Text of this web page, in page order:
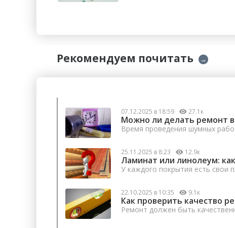
Рекомендуем почитать →
07.12.2025 в 18:59 27.1к
Можно ли делать ремонт
Время проведения шумных
25.11.2025 в 8:23 12.9к
Ламинат или линолеум:
У каждого покрытия есть свои
22.10.2025 в 10:35 9.1к
Как проверить качество
Ремонт должен быть